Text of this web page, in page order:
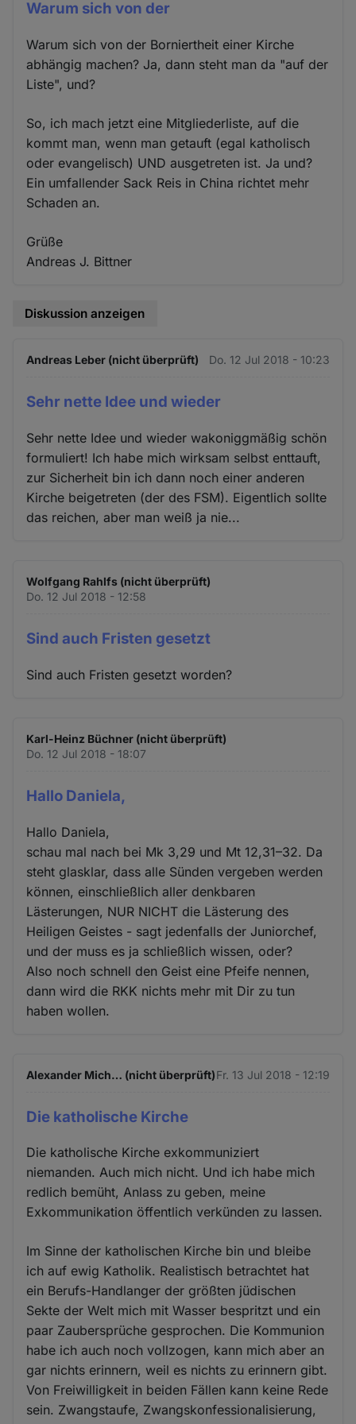
Warum sich von der
Warum sich von der Borniertheit einer Kirche
abhängig machen? Ja, dann steht man da "auf der
Liste", und?
So, ich mach jetzt eine Mitgliederliste, auf die
kommt man, wenn man getauft (egal katholisch
oder evangelisch) UND ausgetreten ist. Ja und?
Ein umfallender Sack Reis in China richtet mehr
Schaden an.
Grüße
Andreas J. Bittner
Diskussion anzeigen
Andreas Leber (nicht überprüft) Do. 12 Jul 2018 - 10:23
Sehr nette Idee und wieder
Sehr nette Idee und wieder wakoniggmäßig schön
formuliert! Ich habe mich wirksam selbst enttauft,
zur Sicherheit bin ich dann noch einer anderen
Kirche beigetreten (der des FSM). Eigentlich sollte
das reichen, aber man weiß ja nie...
Wolfgang Rahlfs (nicht überprüft)
Do. 12 Jul 2018 - 12:58
Sind auch Fristen gesetzt
Sind auch Fristen gesetzt worden?
Karl-Heinz Büchner (nicht überprüft)
Do. 12 Jul 2018 - 18:07
Hallo Daniela,
Hallo Daniela,
schau mal nach bei Mk 3,29 und Mt 12,31–32. Da
steht glasklar, dass alle Sünden vergeben werden
können, einschließlich aller denkbaren
Lästerungen, NUR NICHT die Lästerung des
Heiligen Geistes - sagt jedenfalls der Juniorchef,
und der muss es ja schließlich wissen, oder?
Also noch schnell den Geist eine Pfeife nennen,
dann wird die RKK nichts mehr mit Dir zu tun
haben wollen.
Alexander Mich… (nicht überprüft)Fr. 13 Jul 2018 - 12:19
Die katholische Kirche
Die katholische Kirche exkommuniziert
niemanden. Auch mich nicht. Und ich habe mich
redlich bemüht, Anlass zu geben, meine
Exkommunikation öffentlich verkünden zu lassen.
Im Sinne der katholischen Kirche bin und bleibe
ich auf ewig Katholik. Realistisch betrachtet hat
ein Berufs-Handlanger der größten jüdischen
Sekte der Welt mich mit Wasser bespritzt und ein
paar Zaubersprüche gesprochen. Die Kommunion
habe ich auch noch vollzogen, kann mich aber an
gar nichts erinnern, weil es nichts zu erinnern gibt.
Von Freiwilligkeit in beiden Fällen kann keine Rede
sein. Zwangstaufe, Zwangskonfessionalisierung,